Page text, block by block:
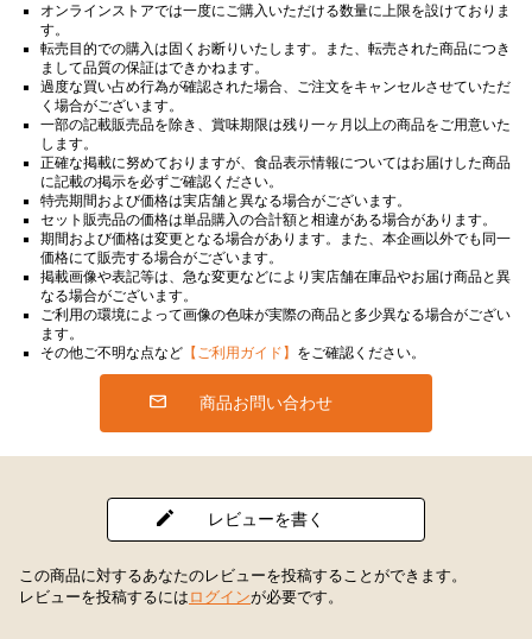
オンラインストアでは一度にご購入いただける数量に上限を設けておりま
す。
転売目的での購入は固くお断りいたします。また、転売された商品につき
まして品質の保証はできかねます。
過度な買い占め行為が確認された場合、ご注文をキャンセルさせていただ
く場合がございます。
一部の記載販売品を除き、賞味期限は残り一ヶ月以上の商品をご用意いた
します。
正確な掲載に努めておりますが、食品表示情報についてはお届けした商品
に記載の掲示を必ずご確認ください。
特売期間および価格は実店舗と異なる場合がございます。
セット販売品の価格は単品購入の合計額と相違がある場合があります。
期間および価格は変更となる場合があります。また、本企画以外でも同一
価格にて販売する場合がございます。
掲載画像や表記等は、急な変更などにより実店舗在庫品やお届け商品と異
なる場合がございます。
ご利用の環境によって画像の色味が実際の商品と多少異なる場合がござい
ます。
その他ご不明な点など 【ご利用ガイド】 をご確認ください。
商品お問い合わせ
レビューを書く
この商品に対するあなたのレビューを投稿することができます。
レビューを投稿するには ログインが必要です。